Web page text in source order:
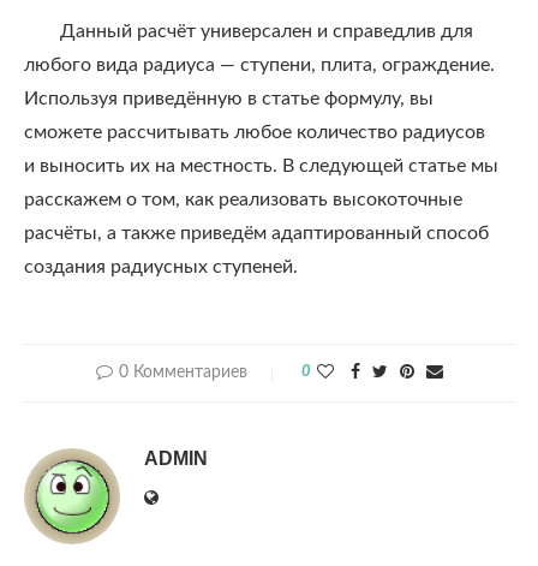
Данный расчёт универсален и справедлив для
любого вида радиуса — ступени, плита, ограждение.
Используя приведённую в статье формулу, вы
сможете рассчитывать любое количество радиусов
и выносить их на местность. В следующей статье мы
расскажем о том, как реализовать высокоточные
расчёты, а также приведём адаптированный способ
создания радиусных ступеней.
0 Комментариев 0
ADMIN